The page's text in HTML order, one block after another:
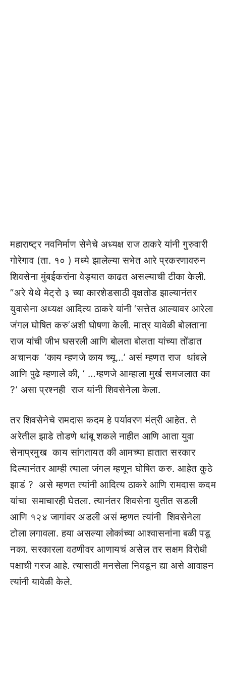
महाराष्ट्र नवनिर्माण सेनेचे अध्यक्ष राज ठाकरे यांनी गुरुवारी
गोरेगाव (ता. १० ) मध्ये झालेल्या सभेत आरे प्रकरणावरुन
शिवसेना मुंबईकरांना वेड्यात काढत असल्याची टीका केली.
”अरे येथे मेट्रो ३ च्या कारशेडसाठी वृक्षतोड झाल्यानंतर
युवासेना अध्यक्ष आदित्य ठाकरे यांनी ‘सत्तेत आल्यावर आरेला
जंगल घोषित करु’अशी घोषणा केली. मात्र यावेळी बोलताना
राज यांची जीभ घसरली आणि बोलता बोलता यांच्या तोंडात
अचानक ‘काय म्हणजे काय च्यू…’ असं म्हणत राज थांबले
आणि पुढे म्हणाले की, ‘ …म्हणजे आम्हाला मुर्ख समजलात का
?’ असा प्रश्नही राज यांनी शिवसेनेला केला.
तर शिवसेनेचे रामदास कदम हे पर्यावरण मंत्री आहेत. ते
अरेतील झाडे तोडणे थांबू शकले नाहीत आणि आता युवा
सेनाप्रमुख काय सांगतायत की आमच्या हातात सरकार
दिल्यानंतर आम्ही त्याला जंगल म्हणून घोषित करु. आहेत कुठे
झाडं ? असे म्हणत त्यांनी आदित्य ठाकरे आणि रामदास कदम
यांचा समाचारही घेतला. त्यानंतर शिवसेना युतीत सडली
आणि १२४ जागांवर अडली असं म्हणत त्यांनी शिवसेनेला
टोला लगावला. हया असल्या लोकांच्या आश्वासनांना बळी पडू
नका. सरकारला वठणीवर आणायचं असेल तर सक्षम विरोधी
पक्षाची गरज आहे. त्यासाठी मनसेला निवडून द्या असे आवाहन
त्यांनी यावेळी केले.